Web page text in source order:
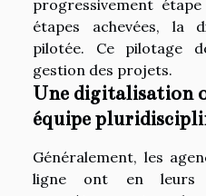
progressivement
étapes achevées, la
pilotée. Ce pilotage
gestion des projets.
Une digitalisation
équipe
Généralement, les
ligne ont en leurs